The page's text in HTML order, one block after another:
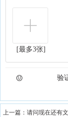
[最多3张]
验
上一篇： 请问现在还有